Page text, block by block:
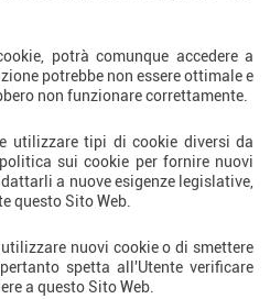
potrà comunque accedere a
potrebbe non essere ottimale e
non funzionare correttamente.
utilizzare tipi di cookie diversi da
sui cookie per fornire nuovi
a nuove esigenze legislative,
questo Sito Web.
nuovi cookie o di smettere
spetta all'Utente verificare
a questo Sito Web.